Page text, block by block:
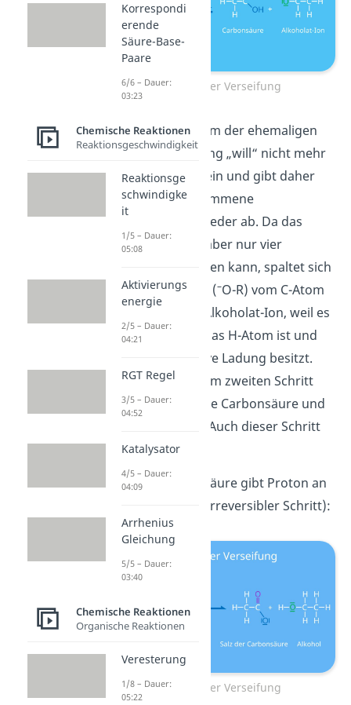
Schritt 2 der Verseifung
Das Sauerstoffatom der ehemaligen
C=O-Doppelbindung „will“ nicht mehr
negativ geladen sein und gibt daher
das eben aufgenommene
Elektronenpaar wieder ab. Da das
Kohlenstoffatom aber nur vier
Bindungen eingehen kann, spaltet sich
dasAlkoholat-Ion (–O-R) vom C-Atom
ab. Du nennst es Alkoholat-Ion, weil es
ein Alkohol ohne das H-Atom ist und
daher eine negative Ladung besitzt.
Somit erhältst du im zweiten Schritt
der Verseifung eine Carbonsäure und
ein Alkoholat-Ion. Auch dieser Schritt
ist reversibel.
Schritt 3: Carbonsäure gibt Proton an
Alkoholat-Ion ab (irreversibler Schritt):
Schritt 3 der Verseifung
Korrespondi
erende
Säure-Base-
Paare
6/6 – Dauer:
03:23
Chemische Reaktionen
Reaktionsgeschwindigkeit
Reaktionsge
schwindigke
it
1/5 – Dauer:
05:08
Aktivierungs
energie
2/5 – Dauer:
04:21
RGT Regel
3/5 – Dauer:
04:52
Katalysator
4/5 – Dauer:
04:09
Arrhenius
Gleichung
5/5 – Dauer:
03:40
Chemische Reaktionen
Organische Reaktionen
Veresterung
1/8 – Dauer:
05:22